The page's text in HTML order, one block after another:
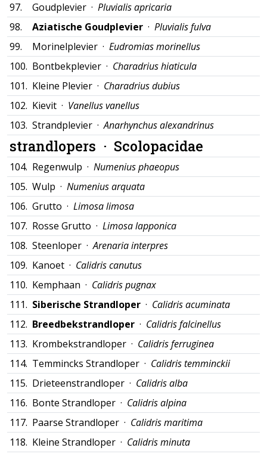
97.
Goudplevier · Pluvialis apricaria
98.
Aziatische Goudplevier · Pluvialis fulva
99.
Morinelplevier · Eudromias morinellus
100. Bontbekplevier · Charadrius hiaticula
101. Kleine Plevier · Charadrius dubius
102. Kievit · Vanellus vanellus
103. Strandplevier ·Anarhynchus alexandrinus
strandlopers · Scolopacidae
104. Regenwulp · Numenius phaeopus
105. Wulp · Numenius arquata
106. Grutto · Limosa limosa
107. Rosse Grutto · Limosa lapponica
108. Steenloper ·Arenaria interpres
109. Kanoet · Calidris canutus
110. Kemphaan · Calidris pugnax
111. Siberische Strandloper · Calidris acuminata
112. Breedbekstrandloper · Calidris falcinellus
113. Krombekstrandloper · Calidris ferruginea
114. Temmincks Strandloper · Calidris temminckii
115. Drieteenstrandloper · Calidris alba
116. Bonte Strandloper · Calidris alpina
117. Paarse Strandloper · Calidris maritima
118. Kleine Strandloper · Calidris minuta